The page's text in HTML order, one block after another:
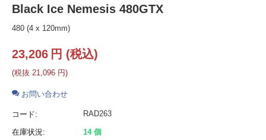
Black Ice Nemesis 480GTX
480 (4 x 120mm)
23,206 円 (税込)
(税抜 21,096 円)
お問い合わせ
コード: RAD263
在庫状況:
14 個